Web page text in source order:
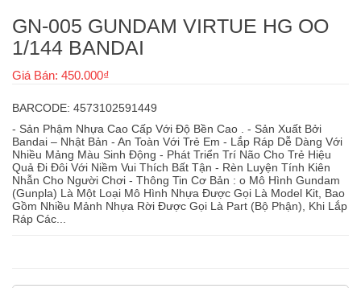
GN-005 GUNDAM VIRTUE HG OO
1/144 BANDAI
Giá Bán: 450.000₫
BARCODE: 4573102591449
- Sản Phậm Nhựa Cao Cấp Với Độ Bền Cao . - Sản Xuất Bởi
Bandai – Nhật Bản - An Toàn Với Trẻ Em - Lắp Ráp Dễ Dàng Với
Nhiều Mảng Màu Sinh Động - Phát Triển Trí Não Cho Trẻ Hiệu
Quả Đi Đôi Với Niềm Vui Thích Bất Tận - Rèn Luyện Tính Kiên
Nhẫn Cho Người Chơi - Thông Tin Cơ Bản : o Mô Hình Gundam
(Gunpla) Là Một Loại Mô Hình Nhựa Được Gọi Là Model Kit, Bao
Gồm Nhiều Mảnh Nhựa Rời Được Gọi Là Part (Bộ Phận), Khi Lắp
Ráp Các...